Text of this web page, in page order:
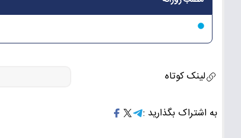
لینک کوتاه
به اشتراک بگذارید :